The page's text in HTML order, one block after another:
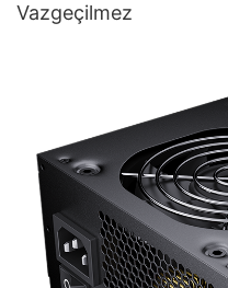
Vazgeçilmez